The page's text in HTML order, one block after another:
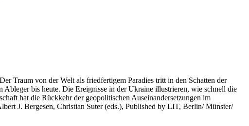
Traum von der Welt als friedfertigem Paradies tritt in den Schatten der
bis heute. Die Ereignisse in der Ukraine illustrieren, wie schnell die
hat die Rückkehr der geopolitischen Auseinandersetzungen im
J. Bergesen, Christian Suter (eds.), Published by LIT, Berlin/ Münster/